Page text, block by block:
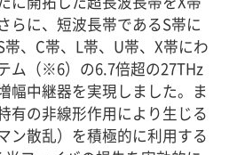
らに、短波長帯であるS帯に
、C帯、L帯、U帯、X帯にわ
ム（※6）の6.7倍超の27THz
幅中継器を実現しました。ま
有の非線形作用により生じる
ン散乱）を積極的に利用する